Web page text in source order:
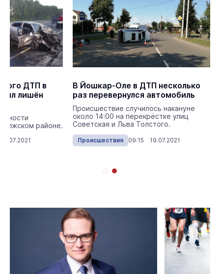
ДТП в
лишён
районе.
В Йошкар-Оле в ДТП несколько
раз перевернулся автомобиль
Происшествие случилось накануне
около 14:00 на перекрёстке улиц
Советская и Льва Толстого.
Происшествия 09:15 19.07.2021